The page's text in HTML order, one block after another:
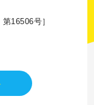
16506号］